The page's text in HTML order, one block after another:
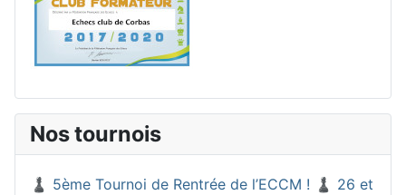
Nos tournois
♟️ 5ème Tournoi de Rentrée de l’ECCM ! ♟️ 26 et